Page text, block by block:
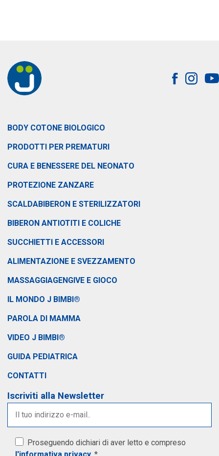
BODY COTONE BIOLOGICO
PRODOTTI PER PREMATURI
CURA E BENESSERE DEL NEONATO
PROTEZIONE ZANZARE
SCALDABIBERON E STERILIZZATORI
BIBERON ANTIOTITI E COLICHE
SUCCHIETTI E ACCESSORI
ALIMENTAZIONE E SVEZZAMENTO
MASSAGGIAGENGIVE E GIOCO
IL MONDO J BIMBI®
PAROLA DI MAMMA
VIDEO J BIMBI®
GUIDA PEDIATRICA
CONTATTI
Iscriviti alla Newsletter
Proseguendo dichiari di aver letto e compreso